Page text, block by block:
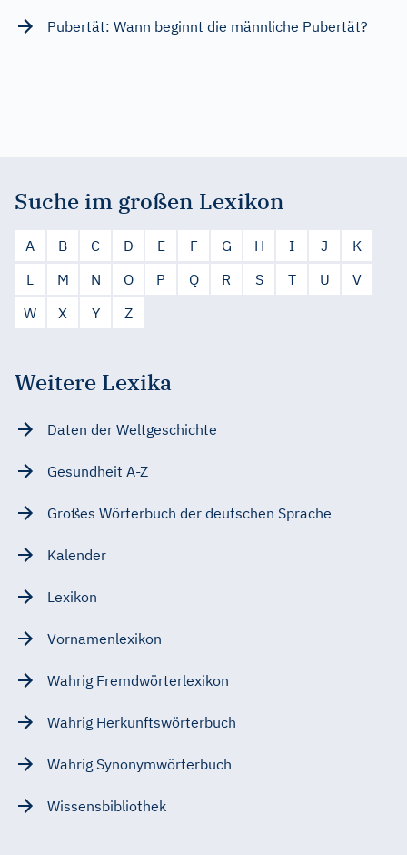
Pubertät: Wann beginnt die männliche Pubertät?
Suche im großen Lexikon
A B C D E F G H I J
K
L
M N O P Q R S T U
V
W
X Y Z
Weitere Lexika
Daten der Weltgeschichte
Gesundheit A-Z
Großes Wörterbuch der deutschen Sprache
Kalender
Lexikon
Vornamenlexikon
Wahrig Fremdwörterlexikon
Wahrig Herkunftswörterbuch
Wahrig Synonymwörterbuch
Wissensbibliothek